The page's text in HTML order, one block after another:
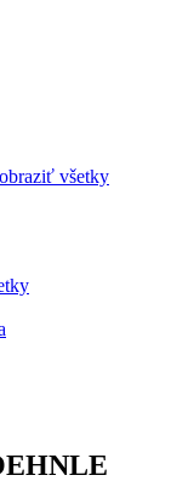
všetky